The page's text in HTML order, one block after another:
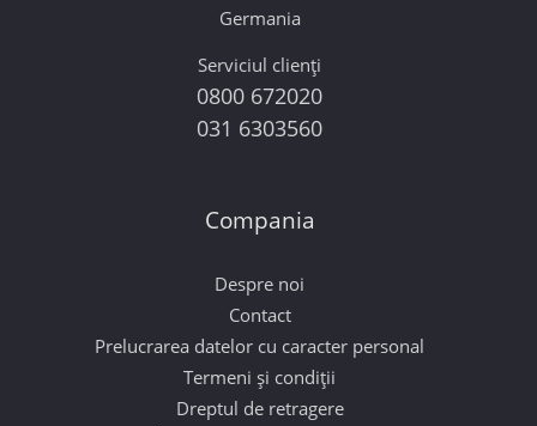
Germania
Serviciul clienți
0800 672020
031 6303560
Compania
Despre noi
Contact
Prelucrarea datelor cu caracter personal
Termeni și condiții
Dreptul de retragere